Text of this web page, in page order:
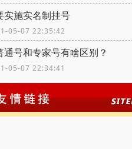
实施实名制挂号
05-07 22:35:42
通号和专家号有啥区别？
05-07 22:34:41